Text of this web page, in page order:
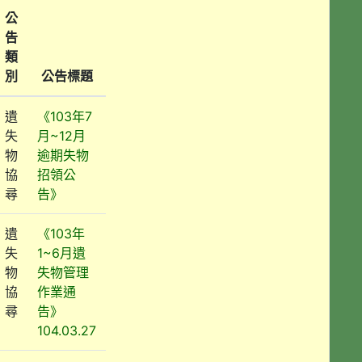
公
告
類
別
公告標題
遺
失
物
協
尋
《103年7
月~12月
逾期失物
招領公
告》
遺
失
物
協
尋
《103年
1~6月遺
失物管理
作業通
告》
104.03.27